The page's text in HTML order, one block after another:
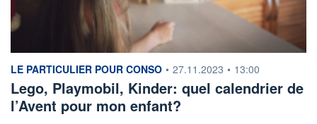
information fournie par
LE PARTICULIER POUR CONSO • 27.11.2023 • 13:00
Lego, Playmobil, Kinder: quel calendrier de
l’Avent pour mon enfant?